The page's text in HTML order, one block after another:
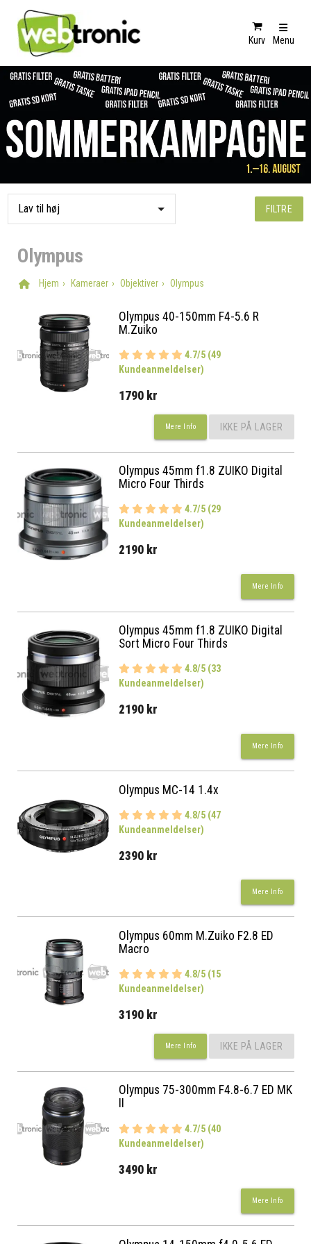
Kurv Menu
FILTRE
Olympus
Hjem Kameraer Objektiver Olympus
Olympus 40-150mm F4-5.6 R
M.Zuiko
4.7/5 (49
Kundeanmeldelser)
1790 kr
Mere Info IKKE PÅ LAGER
Olympus 45mm f1.8 ZUIKO Digital
Micro Four Thirds
4.7/5 (29
Kundeanmeldelser)
2190 kr
Mere Info
Olympus 45mm f1.8 ZUIKO Digital
Sort Micro Four Thirds
4.8/5 (33
Kundeanmeldelser)
2190 kr
Mere Info
Olympus MC-14 1.4x
4.8/5 (47
Kundeanmeldelser)
2390 kr
Mere Info
Olympus 60mm M.Zuiko F2.8 ED
Macro
4.8/5 (15
Kundeanmeldelser)
3190 kr
Mere Info IKKE PÅ LAGER
Olympus 75-300mm F4.8-6.7 ED MK
4.7/5 (40
Kundeanmeldelser)
3490 kr
Mere Info